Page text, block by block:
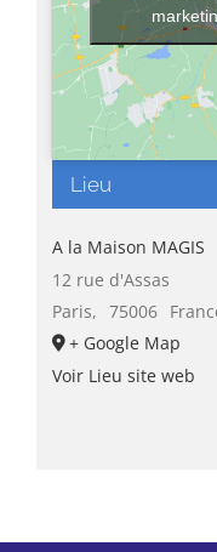
Lieu
A la Maison MAGIS
12 rue d'Assas
Paris, 75006
+ Google Map
Voir Lieu site web